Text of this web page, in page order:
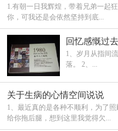
1.有朝一日我辉煌，带着兄弟一起
你，可我还是会依然坚持到底...
回忆感慨过
1、岁月从指间
落。 2、...
关于生病的心情空间说说
1、最近真的是各种不顺利，为了
给你拖后腿，想到这里我觉得欠...